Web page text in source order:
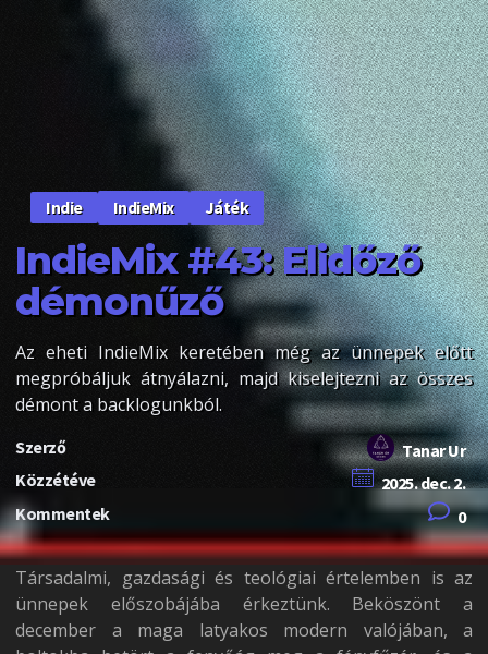
Indie IndieMix Játék
IndieMix #43: Elidőző
démonűző
Az eheti IndieMix keretében még az ünnepek előtt
megpróbáljuk átnyálazni, majd kiselejtezni az összes
démont a backlogunkból.
Szerző
Tanar Ur
Közzétéve
2025. dec. 2.
Kommentek
0
Társadalmi, gazdasági és teológiai értelemben is az
ünnepek előszobájába érkeztünk. Beköszönt a
december a maga latyakos modern valójában, a